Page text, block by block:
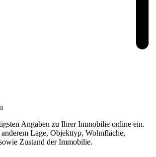
Angaben zu Ihrer Immobilie online ein.
Lage, Objekttyp, Wohnfläche,
Zustand der Immobilie.